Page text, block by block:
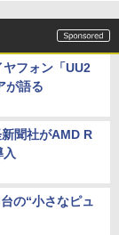
フォン「UU2
が語る
聞社がAMD R
の“小さなピュ